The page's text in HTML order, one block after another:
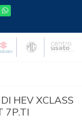
HEV XCLASS
7P.TI